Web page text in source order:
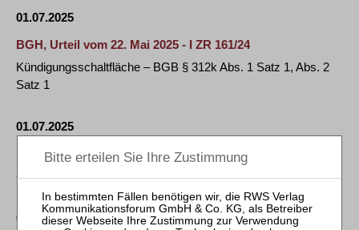
01.07.2025
BGH, Urteil vom 22. Mai 2025 - I ZR 161/24
Kündigungsschaltfläche – BGB § 312k Abs. 1 Satz 1, Abs. 2
Satz 1
01.07.2025
BGH, Beschluss vom 19. Dezember 2023 - 4 StR 325/23
-------------------------- – StGB § 224 Abs. 1 Nr. 2 Var. 2
01.07.2025